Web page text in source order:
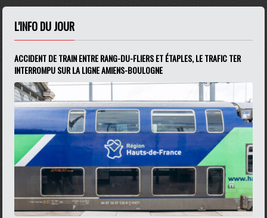
L'INFO DU JOUR
ACCIDENT DE TRAIN ENTRE RANG-DU-FLIERS ET ÉTAPLES, LE TRAFIC TER
INTERROMPU SUR LA LIGNE AMIENS-BOULOGNE